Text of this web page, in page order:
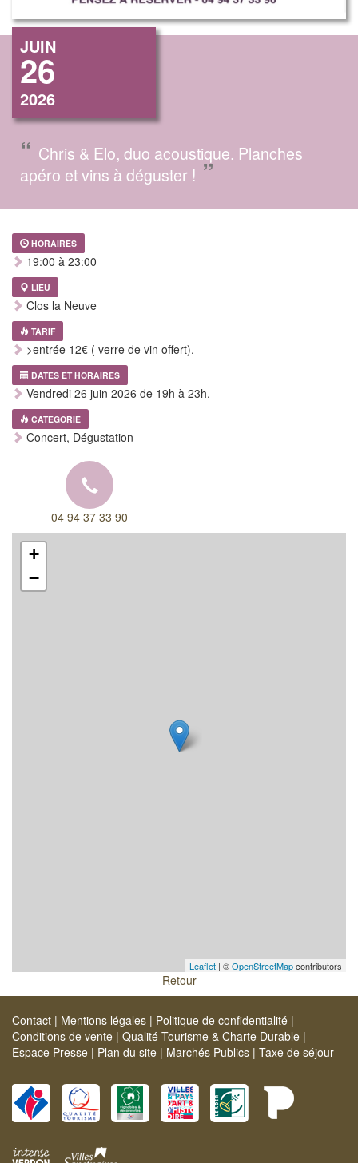
JUIN
26
2026
“ Chris & Elo, duo acoustique. Planches
apéro et vins à déguster ! ”
HORAIRES
19:00 à 23:00
LIEU
Clos la Neuve
TARIF
>entrée 12€ ( verre de vin offert).
DATES ET HORAIRES
Vendredi 26 juin 2026 de 19h à 23h.
CATEGORIE
Concert, Dégustation
04 94 37 33 90
+
−
Leaflet | ©OpenStreetMapcontributors
Retour
Contact | Mentions légales | Politique de confidentialité |
Conditions de vente | Qualité Tourisme & Charte Durable |
Espace Presse | Plan du site | Marchés Publics | Taxe de séjour